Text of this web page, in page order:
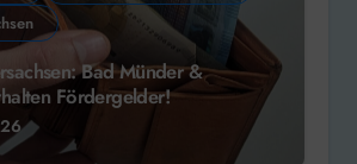
Bad Münder &
Fördergelder!